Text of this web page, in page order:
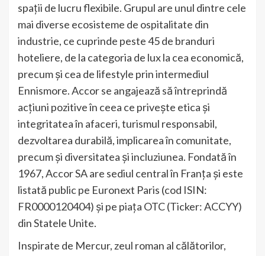
spații de lucru flexibile. Grupul are unul dintre cele
mai diverse ecosisteme de ospitalitate din
industrie, ce cuprinde peste 45 de branduri
hoteliere, de la categoria de lux la cea economică,
precum și cea de lifestyle prin intermediul
Ennismore. Accor se angajează să întreprindă
acțiuni pozitive în ceea ce privește etica și
integritatea în afaceri, turismul responsabil,
dezvoltarea durabilă, implicarea în comunitate,
precum și diversitatea și incluziunea. Fondată în
1967, Accor SA are sediul central în Franța și este
listată public pe Euronext Paris (cod ISIN:
FR0000120404) și pe piața OTC (Ticker: ACCYY)
din Statele Unite.
Inspirate de Mercur, zeul roman al călătorilor,